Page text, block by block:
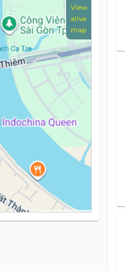
View
alive
map